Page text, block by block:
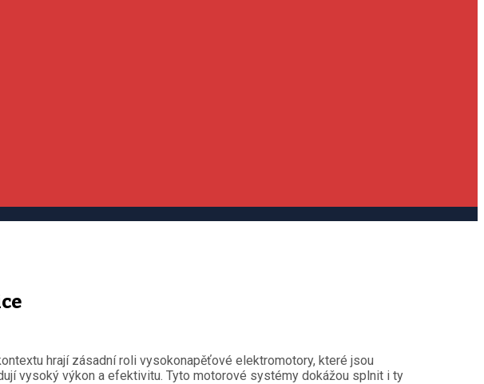
hrají zásadní roli vysokonapěťové elektromotory, které jsou
vysoký výkon a efektivitu. Tyto motorové systémy dokážou splnit i ty